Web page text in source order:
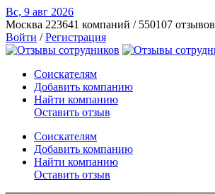
Вс, 9 авг 2026
Москва 223641 компаний / 550107 отзывов
Войти /Регистрация
Соискателям
Добавить компанию
Найти компанию
Оставить отзыв
Соискателям
Добавить компанию
Найти компанию
Оставить отзыв